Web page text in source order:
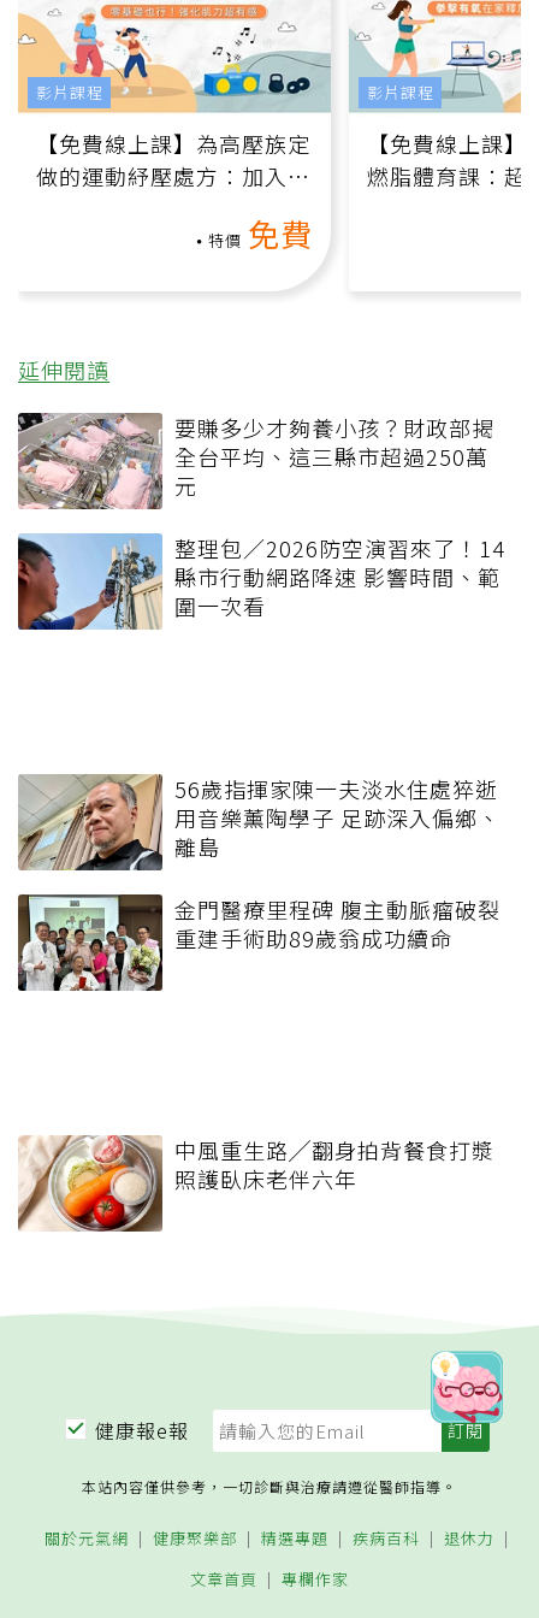
【免費線上課】為高壓族定
做的運動紓壓處方：加入行
特價 免費
影片課程
【免費線上課
燃脂體育課：超
影片課程
延伸閱讀
要賺多少才夠養小孩？財政部揭
全台平均、這三縣市超過250萬
元
整理包／2026防空演習來了！14
縣市行動網路降速 影響時間、範
圍一次看
56歲指揮家陳一夫淡水住處猝逝
用音樂薰陶學子 足跡深入偏鄉、
離島
金門醫療里程碑 腹主動脈瘤破裂
重建手術助89歲翁成功續命
中風重生路╱翻身拍背餐食打漿
照護臥床老伴六年
健康報e報
本站內容僅供參考，一切診斷與治療請遵從醫師指導。
關於元氣網 健康聚樂部 精選專題 疾病百科
退休力
文章首頁
專欄作家